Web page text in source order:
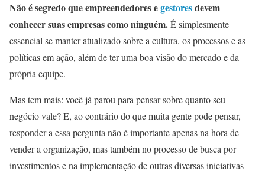
Não é segredo que empreendedores egestoresdevem
conhecer suas empresas como ninguém.É simplesmente
essencial se manter atualizado sobre a cultura, os processos e as
políticas em ação, além de ter uma boa visão do mercado e da
própria equipe.
Mas tem mais: você já parou para pensar sobre quanto seu
negócio vale? E, ao contrário do que muita gente pode pensar,
responder a essa pergunta não é importante apenas na hora de
vender a organização, mas também no processo de busca por
investimentos e na implementação de outras diversas iniciativas